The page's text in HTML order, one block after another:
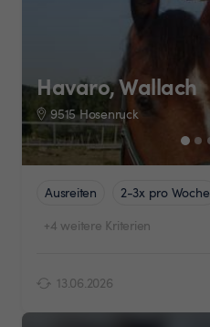
Havaro, Wallach
9515 Hosenruck
Ausreiten 2-3x pro Woche
+4 weitere Kriterien
13.06.2026